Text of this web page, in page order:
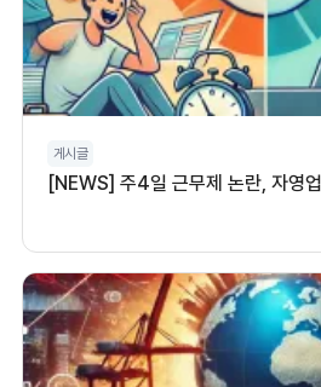
게시글
[NEWS] 주4일 근무제 논란, 자영